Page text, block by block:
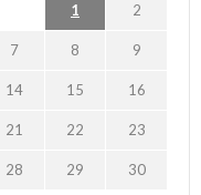
1 2
7 8 9
14 15 16
21 22 23
28 29 30